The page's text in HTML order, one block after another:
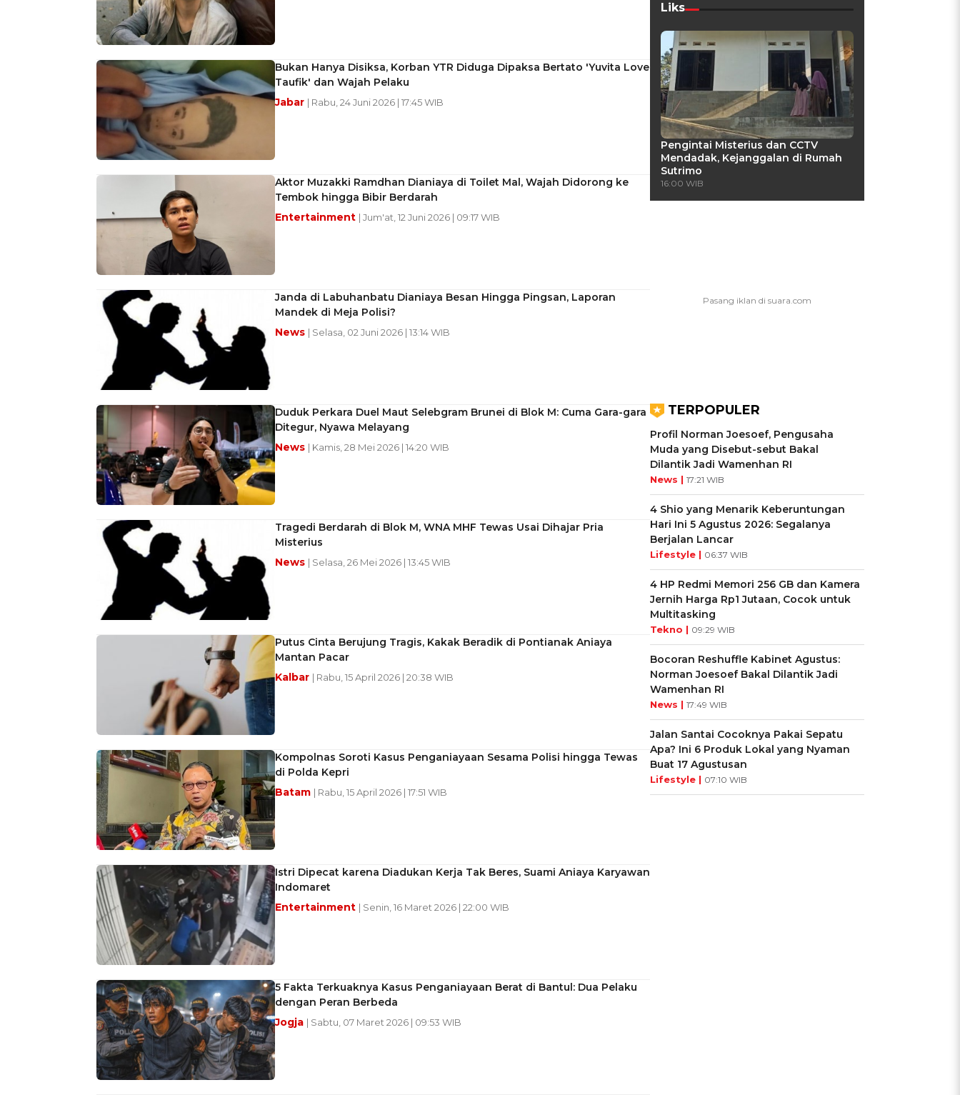
Bukan Hanya Disiksa, Korban YTR Diduga Dipaksa Bertato 'Yuvita Love
Taufik' dan Wajah Pelaku
Jabar | Rabu, 24 Juni 2026 | 17:45 WIB
Aktor Muzakki Ramdhan Dianiaya di Toilet Mal, Wajah Didorong ke
Tembok hingga Bibir Berdarah
Entertainment | Jum'at, 12 Juni 2026 | 09:17 WIB
Janda di Labuhanbatu Dianiaya Besan Hingga Pingsan, Laporan
Mandek di Meja Polisi?
News | Selasa, 02 Juni 2026 | 13:14 WIB
Duduk Perkara Duel Maut Selebgram Brunei di Blok M: Cuma Gara-gara
Ditegur, Nyawa Melayang
News | Kamis, 28 Mei 2026 | 14:20 WIB
Tragedi Berdarah di Blok M, WNA MHF Tewas Usai Dihajar Pria
Misterius
News | Selasa, 26 Mei 2026 | 13:45 WIB
Putus Cinta Berujung Tragis, Kakak Beradik di Pontianak Aniaya
Mantan Pacar
Kalbar | Rabu, 15 April 2026 | 20:38 WIB
Kompolnas Soroti Kasus Penganiayaan Sesama Polisi hingga Tewas
di Polda Kepri
Batam | Rabu, 15 April 2026 | 17:51 WIB
Istri Dipecat karena Diadukan Kerja Tak Beres, Suami Aniaya Karyawan
Indomaret
Entertainment | Senin, 16 Maret 2026 | 22:00 WIB
5 Fakta Terkuaknya Kasus Penganiayaan Berat di Bantul: Dua Pelaku
dengan Peran Berbeda
Jogja | Sabtu, 07 Maret 2026 | 09:53 WIB
Liks
Pengintai Misterius dan CCTV
Mendadak, Kejanggalan di Rumah
Sutrimo
16:00 WIB
TERPOPULER
Profil Norman Joesoef, Pengusaha
Muda yang Disebut-sebut Bakal
Dilantik Jadi Wamenhan RI
News | 17:21 WIB
4 Shio yang Menarik Keberuntungan
Hari Ini 5 Agustus 2026: Segalanya
Berjalan Lancar
Lifestyle | 06:37 WIB
4 HP Redmi Memori 256 GB dan Kamera
Jernih Harga Rp1 Jutaan, Cocok untuk
Multitasking
Tekno | 09:29 WIB
Bocoran Reshuffle Kabinet Agustus:
Norman Joesoef Bakal Dilantik Jadi
Wamenhan RI
News | 17:49 WIB
Jalan Santai Cocoknya Pakai Sepatu
Apa? Ini 6 Produk Lokal yang Nyaman
Buat 17 Agustusan
Lifestyle | 07:10 WIB